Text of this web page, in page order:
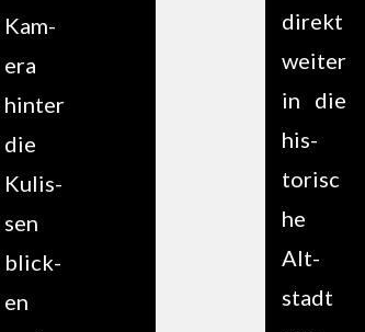
Kam­
era
hin­ter
die
Kulis­
sen
blick­
en
direkt
weit­er
in die
his­
torisc
he
Alt­
stadt